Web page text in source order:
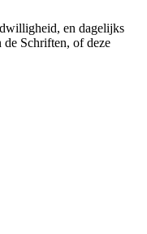
en dagelijks
de Schriften, of deze